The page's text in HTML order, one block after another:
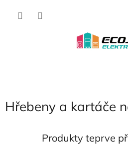
Hřebeny a kartáče
Produkty teprve